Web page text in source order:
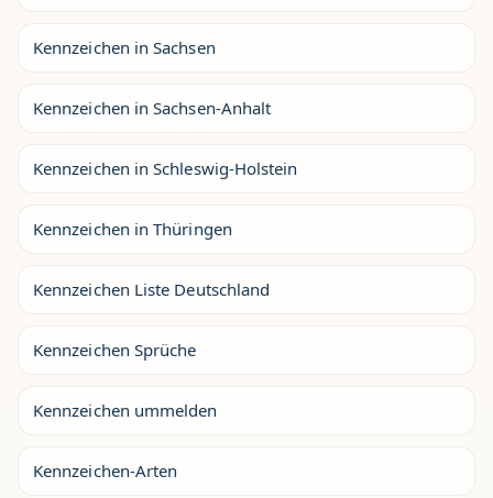
Kennzeichen in Sachsen
Kennzeichen in Sachsen-Anhalt
Kennzeichen in Schleswig-Holstein
Kennzeichen in Thüringen
Kennzeichen Liste Deutschland
Kennzeichen Sprüche
Kennzeichen ummelden
Kennzeichen-Arten